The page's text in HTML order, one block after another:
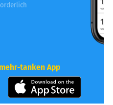
tanken App